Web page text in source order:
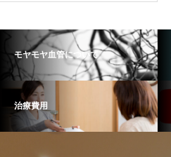
痛み）
モヤモヤ血管について
治療費用